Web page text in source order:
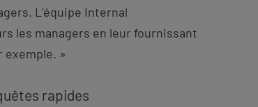
L’équipe Internal
les managers en leur fournissant
»
rapides